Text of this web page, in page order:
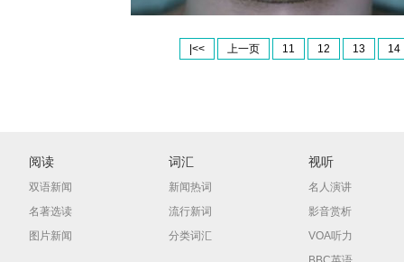
|<< 上一页 11 12 13 14
阅读
双语新闻
名著选读
图片新闻
词汇
新闻热词
流行新词
分类词汇
视听
名人演讲
影音赏析
VOA听力